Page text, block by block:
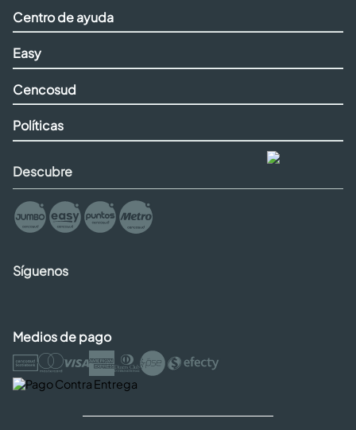
Centro de ayuda
Easy
Cencosud
Políticas
Descubre
Síguenos
Medios de pago